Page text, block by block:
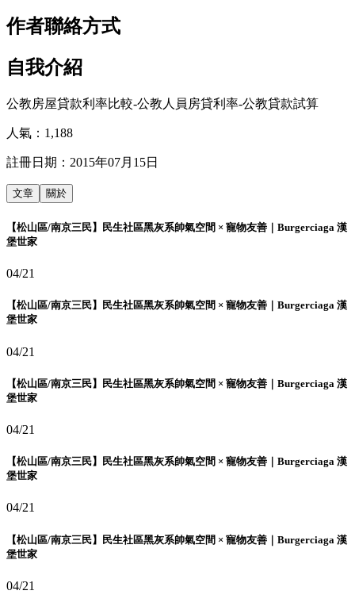
作者聯絡方式
自我介紹
公教房屋貸款利率比較-公教人員房貸利率-公教貸款試算
人氣： 1,188
註冊日期： 2015年07月15日
文章 關於
【松山區/南京三民】民生社區黑灰系帥氣空間 × 寵物友善｜Burgerciaga 漢
堡世家
04/21
【松山區/南京三民】民生社區黑灰系帥氣空間 × 寵物友善｜Burgerciaga 漢
堡世家
04/21
【松山區/南京三民】民生社區黑灰系帥氣空間 × 寵物友善｜Burgerciaga 漢
堡世家
04/21
【松山區/南京三民】民生社區黑灰系帥氣空間 × 寵物友善｜Burgerciaga 漢
堡世家
04/21
【松山區/南京三民】民生社區黑灰系帥氣空間 × 寵物友善｜Burgerciaga 漢
堡世家
04/21